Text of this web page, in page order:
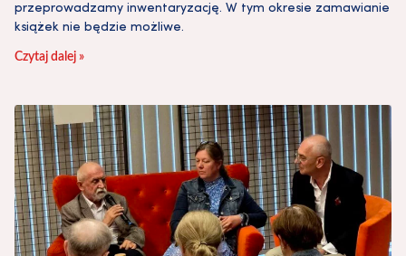
przeprowadzamy inwentaryzację. W tym okresie zamawianie
książek nie będzie możliwe.
Czytaj dalej »